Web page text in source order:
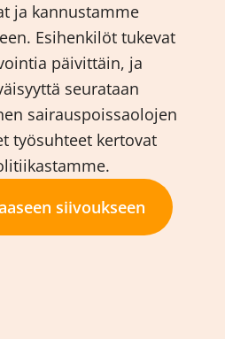
ja kannustamme
Esihenkilöt tukevat
päivittäin, ja
seurataan
sairauspoissaolojen
työsuhteet kertovat
siivoukseen